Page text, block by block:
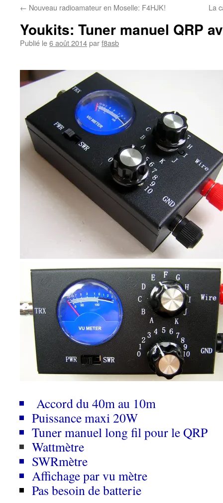
← Nouveau radioamateur en Moselle: F4HJK! La
Youkits: Tuner manuel QRP
Publié le6 août 2014parf8asb
Accord du 40m au 10m
Puissance maxi 20W
Tuner manuel long fil pour le QRP
Wattmètre
SWRmètre
Affichage par vu mètre
Pas besoin de batterie